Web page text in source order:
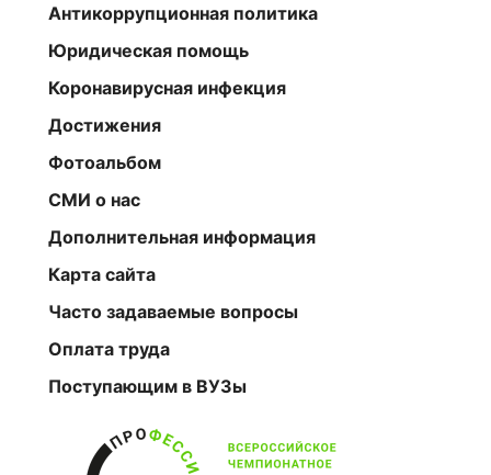
Антикоррупционная политика
Юридическая помощь
Коронавирусная инфекция
Достижения
Фотоальбом
СМИ о нас
Дополнительная информация
Карта сайта
Часто задаваемые вопросы
Оплата труда
Поступающим в ВУЗы